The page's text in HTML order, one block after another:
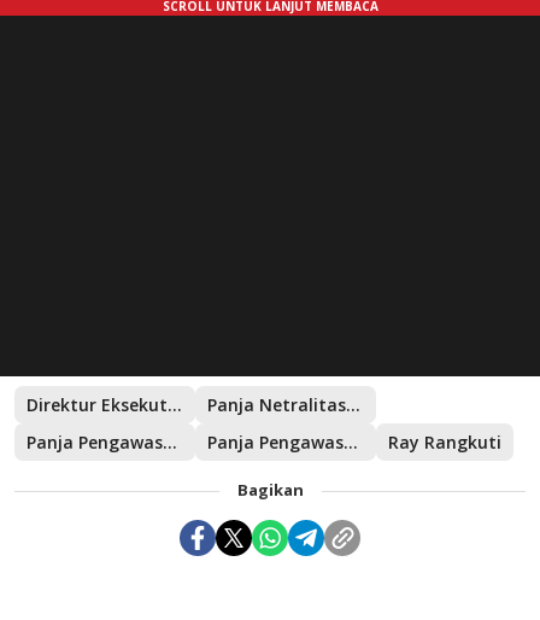
Direktur Eksekutif Lingkar Madani
Panja Netralitas TNI
Panja Pengawasan Netralitas Polri
Panja Pengawasan Netralitas TNI Polri Ray Rangkuti
Bagikan